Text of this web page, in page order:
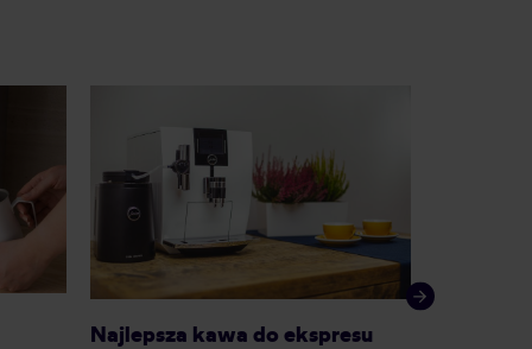
Najlepsza kawa do ekspresu